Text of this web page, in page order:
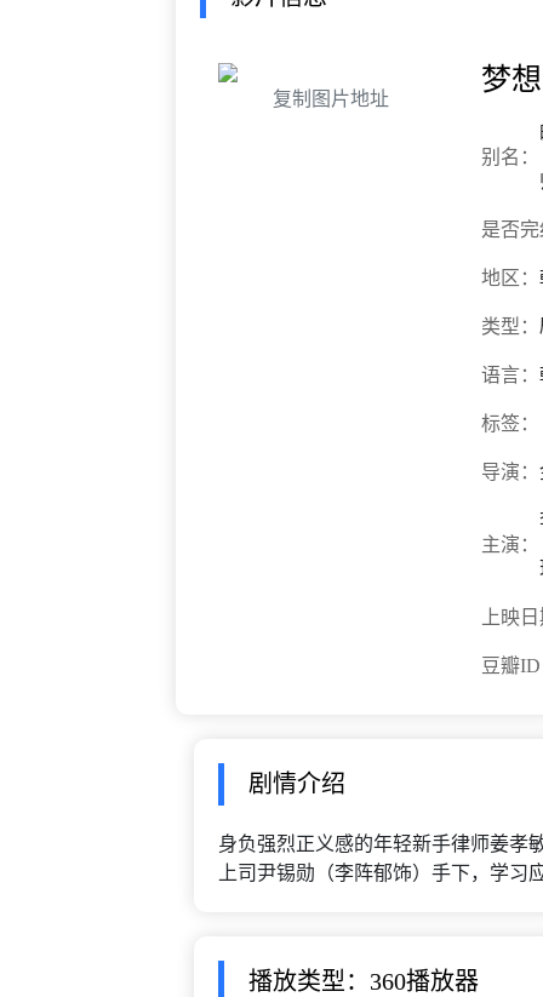
复制图片地址
梦
别名：
是否
地区：
类型：
语言：
标签：
导演：
主演：
上映
豆瓣
剧情介绍
身负强烈正义感的年轻新手律师姜孝
上司尹锡勋（李阵郁饰）手下，学习
播放类型：360播放器